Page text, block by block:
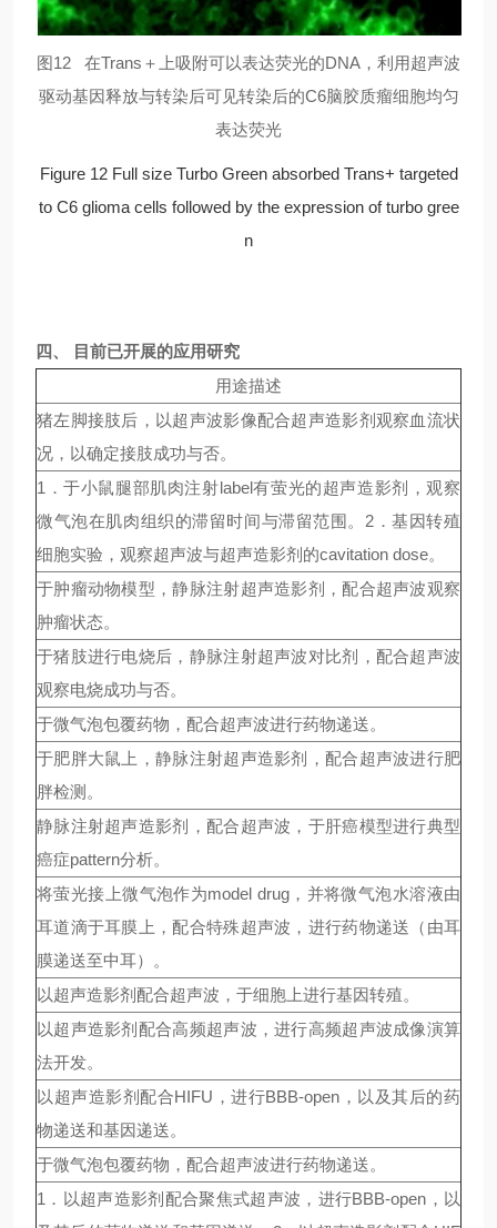
图12 在Trans＋上吸附可以表达荧光的DNA，利用超声波
驱动基因释放与转染后可见转染后的C6脑胶质瘤细胞均匀
表达荧光
Figure 12 Full size Turbo Green absorbed Trans+ targeted
to C6 glioma cells followed by the expression of turbo gree
n
四、 目前已开展的应用研究
用途描述
猪左脚接肢后，以超声波影像配合超声造影剂观察血流状
况，以确定接肢成功与否。
1．于小鼠腿部肌肉注射label有萤光的超声造影剂，观察
微气泡在肌肉组织的滞留时间与滞留范围。2．基因转殖
细胞实验，观察超声波与超声造影剂的cavitation dose。
于肿瘤动物模型，静脉注射超声造影剂，配合超声波观察
肿瘤状态。
于猪肢进行电烧后，静脉注射超声波对比剂，配合超声波
观察电烧成功与否。
于微气泡包覆药物，配合超声波进行药物递送。
于肥胖大鼠上，静脉注射超声造影剂，配合超声波进行肥
胖检测。
静脉注射超声造影剂，配合超声波，于肝癌模型进行典型
癌症pattern分析。
将萤光接上微气泡作为model drug，并将微气泡水溶液由
耳道滴于耳膜上，配合特殊超声波，进行药物递送（由耳
膜递送至中耳）。
以超声造影剂配合超声波，于细胞上进行基因转殖。
以超声造影剂配合高频超声波，进行高频超声波成像演算
法开发。
以超声造影剂配合HIFU，进行BBB-open，以及其后的药
物递送和基因递送。
于微气泡包覆药物，配合超声波进行药物递送。
1．以超声造影剂配合聚焦式超声波，进行BBB-open，以